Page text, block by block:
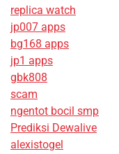
replica watch
jp007 apps
bg168 apps
jp1 apps
gbk808
scam
ngentot bocil smp
Prediksi Dewalive
alexistogel